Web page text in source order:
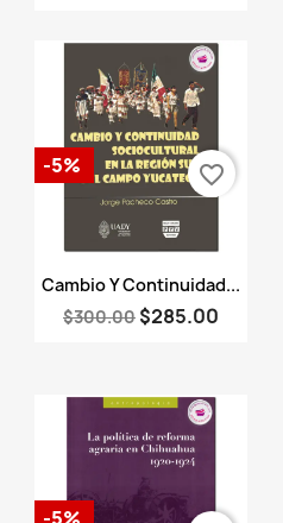
Vista rápida
Cambio Y Continuidad...
$300.00 $285.00
-5% favorite_border